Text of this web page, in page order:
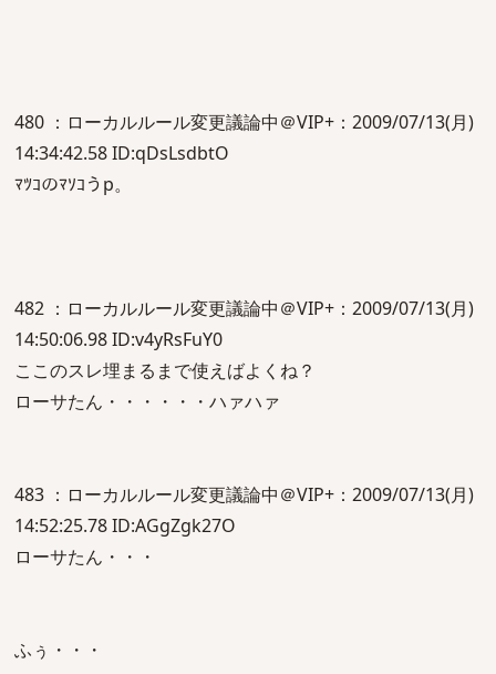
480 ：ローカルルール変更議論中＠VIP+：2009/07/13(月)
14:34:42.58 ID:qDsLsdbtO
ﾏﾂｺのﾏｿｺうp。
482 ：ローカルルール変更議論中＠VIP+：2009/07/13(月)
14:50:06.98 ID:v4yRsFuY0
ここのスレ埋まるまで使えばよくね？
ローサたん・・・・・・ハァハァ
483 ：ローカルルール変更議論中＠VIP+：2009/07/13(月)
14:52:25.78 ID:AGgZgk27O
ローサたん・・・
ふぅ・・・